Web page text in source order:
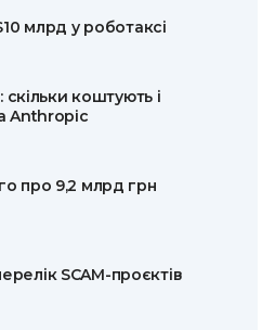
млрд у роботаксі
скільки коштують і
Anthropic
про 9,2 млрд грн
SCAM-проєктів